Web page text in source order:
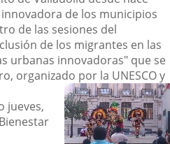
de los municipios
de las sesiones del
de los migrantes en las
urbanas innovadoras" que se
organizado por la UNESCO y
jueves,